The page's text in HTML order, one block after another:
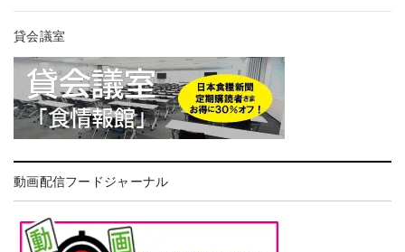
貸会議室
動画配信フードジャーナル